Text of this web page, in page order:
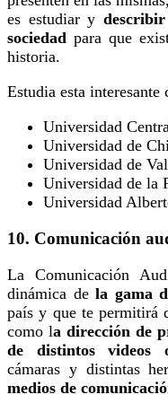
es estudiar y
sociedad para que
historia.
Estudia esta interesante
Universidad
Universidad de
Universidad de
Universidad de la
Universidad
10. Comunicación
La Comunicación
dinámica de la gama
país y que te permitirá
como la dirección de
de distintos videos
cámaras y distintas
medios de